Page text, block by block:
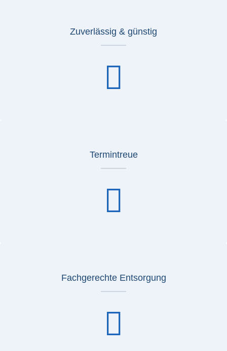
Zuverlässig & günstig
Termintreue
Fachgerechte Entsorgung